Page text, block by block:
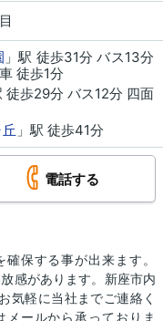
」駅 徒歩31分 バス13分
徒歩1分
徒歩29分 バス12分 四面
」駅 徒歩41分
電話する
保する事が出来ます。
感があります。新座市内
気軽に当社までご連絡く
ールから承っておりま